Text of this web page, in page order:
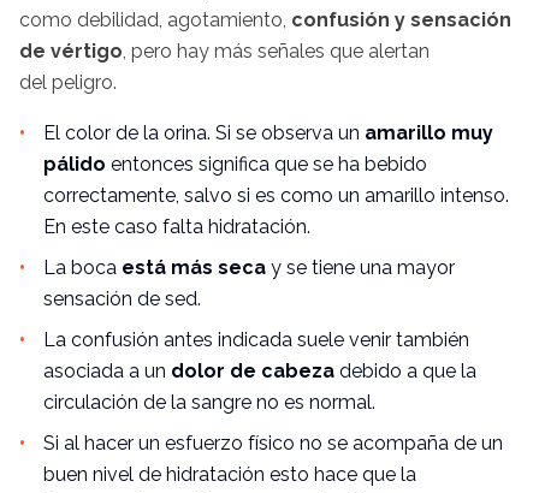
como debilidad, agotamiento, confusión y sensación
de vértigo, pero hay más señales que alertan
del peligro.
El color de la orina. Si se observa un amarillo muy
pálido entonces significa que se ha bebido
correctamente, salvo si es como un amarillo intenso.
En este caso falta hidratación.
La boca está más seca y se tiene una mayor
sensación de sed.
La confusión antes indicada suele venir también
asociada a un dolor de cabeza debido a que la
circulación de la sangre no es normal.
Si al hacer un esfuerzo físico no se acompaña de un
buen nivel de hidratación esto hace que la